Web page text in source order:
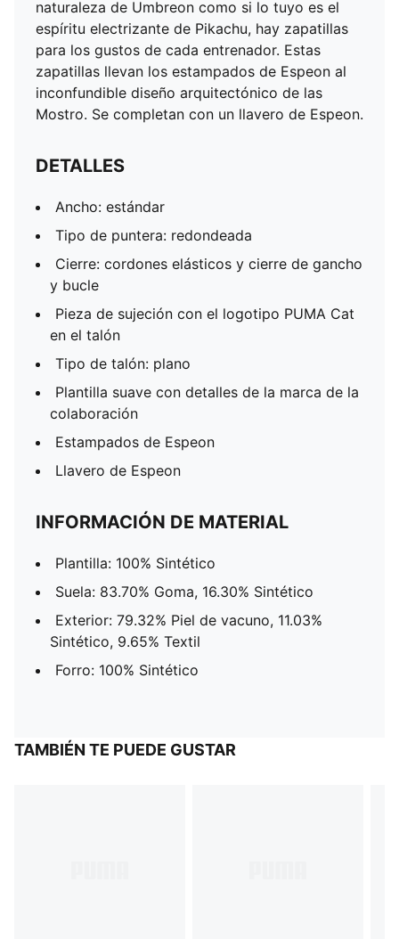
naturaleza de Umbreon como si lo tuyo es el
espíritu electrizante de Pikachu, hay zapatillas
para los gustos de cada entrenador. Estas
zapatillas llevan los estampados de Espeon al
inconfundible diseño arquitectónico de las
Mostro. Se completan con un llavero de Espeon.
DETALLES
Ancho: estándar
Tipo de puntera: redondeada
Cierre: cordones elásticos y cierre de gancho
y bucle
Pieza de sujeción con el logotipo PUMA Cat
en el talón
Tipo de talón: plano
Plantilla suave con detalles de la marca de la
colaboración
Estampados de Espeon
Llavero de Espeon
INFORMACIÓN DE MATERIAL
Plantilla: 100% Sintético
Suela: 83.70% Goma, 16.30% Sintético
Exterior: 79.32% Piel de vacuno, 11.03%
Sintético, 9.65% Textil
Forro: 100% Sintético
TAMBIÉN TE PUEDE GUSTAR